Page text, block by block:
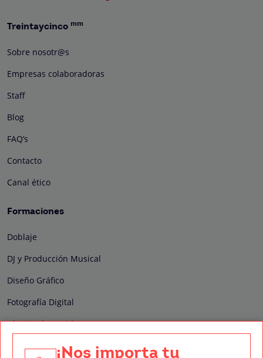
Treintaycinco mm
Sobre nosotr@s
Empresas colaboradoras
Staff
Blog
FAQ’s
Contacto
Canal ético
Formaciones
Doblaje
DJ y Producción Musical
Diseño Gráfico
Fotografía Digital
Técnico de Sonido
Edición y Postproducción de Vídeo
¡Nos importa tu